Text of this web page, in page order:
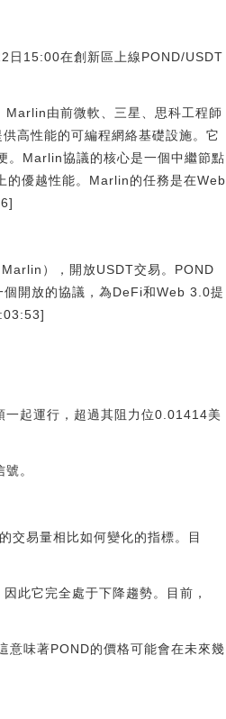
日15:00在創新區上線POND/USDT
由前微軟、三星、思科工程師
高性能的可編程網絡基礎設施。它
。Marlin協議的核心是一個中繼節點
的優越性能。Marlin的任務是在Web
），開放USDT交易。POND
開放的協議，為DeFi和Web 3.0提
一起運行，超過其阻力位0.01414美
。
交易量相比如何變化的指標。目
此它完全處于下降趨勢。目前，
意味著POND的價格可能會在未來幾